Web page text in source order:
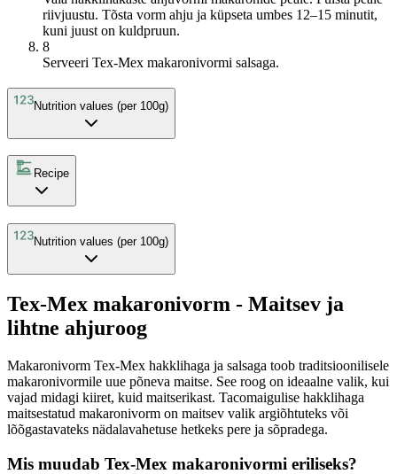
riivjuustu. Tõsta vorm ahju ja küpseta umbes 12–15 minutit,
kuni juust on kuldpruun.
8
Serveeri Tex-Mex makaronivormi salsaga.
Nutrition values (per 100g)
Recipe
Nutrition values (per 100g)
Tex-Mex makaronivorm - Maitsev ja
lihtne ahjuroog
Makaronivorm Tex-Mex hakklihaga ja salsaga toob traditsioonilisele
makaronivormile uue põneva maitse. See roog on ideaalne valik, kui
vajad midagi kiiret, kuid maitserikast. Tacomaigulise hakklihaga
maitsestatud makaronivorm on maitsev valik argiõhtuteks või
lõõgastavateks nädalavahetuse hetkeks pere ja sõpradega.
Mis muudab Tex-Mex makaronivormi eriliseks?